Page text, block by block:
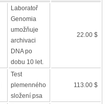
Laboratoř
Genomia
umožňuje
archivaci
DNA po
dobu 10 let.
22.00 $
Test
plemenného
složení psa
113.00 $